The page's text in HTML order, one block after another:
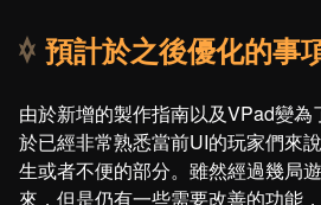
預計於之後優化的事
由於新增的製作指南以及VPad變
於已經非常熟悉當前UI的玩家們來
生或者不便的部分。雖然經過幾局
來，但是仍有一些需要改善的功能